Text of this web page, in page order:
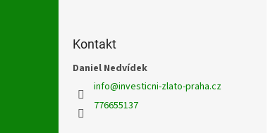
Kontakt
Daniel Nedvídek
info@investicni-zlato-praha.cz
776655137